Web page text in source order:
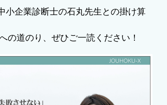
小企業診断士の石丸先生との掛け算
の道のり、ぜひご一読ください！